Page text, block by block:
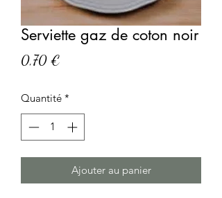
Serviette gaz de coton noir
0,70 €
Quantité *
Ajouter au panier